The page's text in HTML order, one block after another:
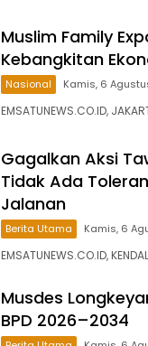
Muslim Family
Kebangkitan
Nasional Kamis, 6
EMSATUNEWS.CO.ID,
Gagalkan Aksi
Tidak Ada
Jalanan
Berita Utama Kamis, 6
EMSATUNEWS.CO.ID,
Musdes
BPD 2026–2034